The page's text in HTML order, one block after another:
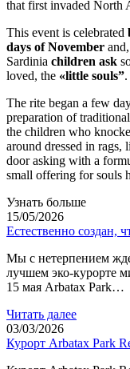
that first invaded North
This event is celebrated
days of November
Sardinia children ask
loved, the «little souls”.
The rite began a few
preparation of
the children who
around dressed in rags,
door asking with a
small offering for souls
Узнать больше
15/05/2026
Естественно создан,
Мы с нетерпением
лучшем эко-курорте
15 мая Arbatax Park…
Читать далее
03/03/2026
Курорт Arbatax Park